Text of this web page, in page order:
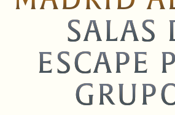
SALAS
ESCAPE